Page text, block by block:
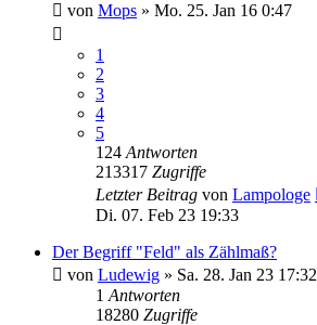
von Mops » Mo. 25. Jan 16 0:47
1
2
3
4
5
124 Antworten
213317 Zugriffe
Letzter Beitrag von Lampologe
Di. 07. Feb 23 19:33
Der Begriff "Feld" als Zählmaß?
von Ludewig » Sa. 28. Jan 23 17:32
1 Antworten
18280 Zugriffe